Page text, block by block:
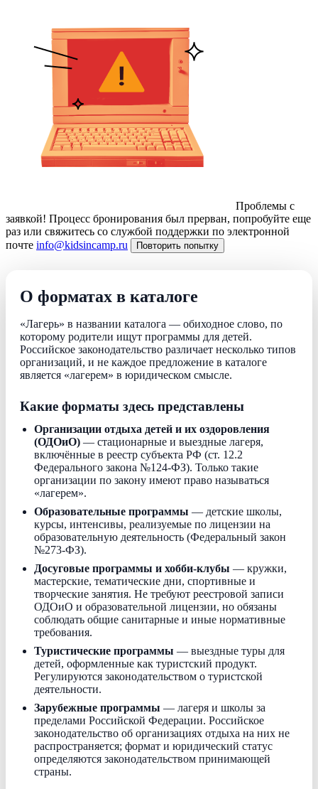
Проблемы с
заявкой! Процесс бронирования был прерван, попробуйте еще
раз или свяжитесь со службой поддержки по электронной
почте info@kidsincamp.ru Повторить попытку
О форматах в каталоге
«Лагерь» в названии каталога — обиходное слово, по
которому родители ищут программы для детей.
Российское законодательство различает несколько типов
организаций, и не каждое предложение в каталоге
является «лагерем» в юридическом смысле.
Какие форматы здесь представлены
Организации отдыха детей и их оздоровления
(ОДОиО) — стационарные и выездные лагеря,
включённые в реестр субъекта РФ (ст. 12.2
Федерального закона №124-ФЗ). Только такие
организации по закону имеют право называться
«лагерем».
Образовательные программы — детские школы,
курсы, интенсивы, реализуемые по лицензии на
образовательную деятельность (Федеральный закон
№273-ФЗ).
Досуговые программы и хобби-клубы — кружки,
мастерские, тематические дни, спортивные и
творческие занятия. Не требуют реестровой записи
ОДОиО и образовательной лицензии, но обязаны
соблюдать общие санитарные и иные нормативные
требования.
Туристические программы — выездные туры для
детей, оформленные как туристский продукт.
Регулируются законодательством о туристской
деятельности.
Зарубежные программы — лагеря и школы за
пределами Российской Федерации. Российское
законодательство об организациях отдыха на них не
распространяется; формат и юридический статус
определяются законодательством принимающей
страны.